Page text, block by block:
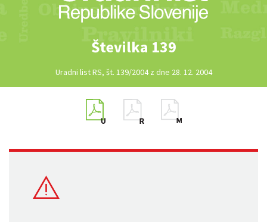
Številka 139
Uradni list RS, št. 139/2004 z dne 28. 12. 2004